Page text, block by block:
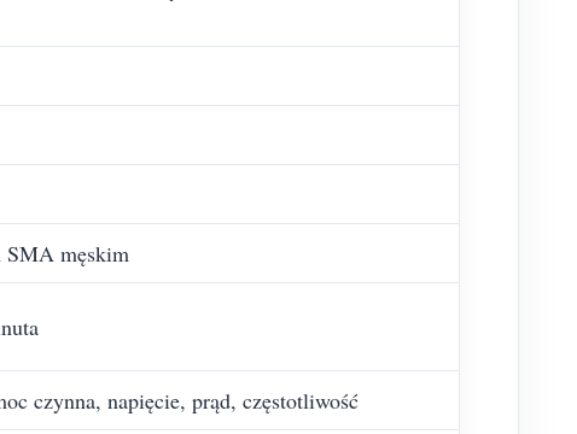
SMA męskim
czynna, napięcie, prąd, częstotliwość